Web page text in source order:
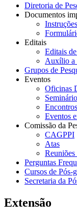
Diretoria de
Documentos
Editais
Editais
Auxílio a
Grupos de
Eventos
Oficinas
Eventos
Comissão da
CAGPPI
Atas
Perguntas
Cursos de Pós-
Secretaria da
Extensão